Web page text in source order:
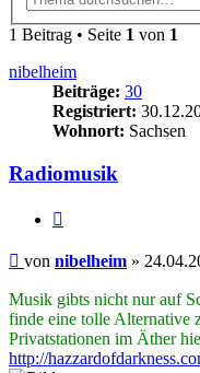
1 Beitrag • Seite 1 von 1
nibelheim
Beiträge: 30
Registriert:
Wohnort: Sachsen
Radiomusik
Beitrag
von nibelheim »
Musik gibts nicht nur auf
finde eine tolle Alternative
Privatstationen im Äther
http://